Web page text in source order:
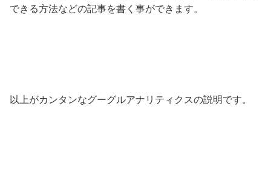
できる方法などの記事を書く事ができます。
以上がカンタンなグーグルアナリティクスの説明です。